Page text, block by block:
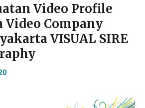
Video Profile
Video Company
VISUAL SIRE